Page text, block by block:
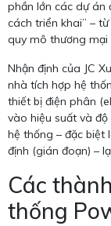
phần lớn các dự án
cách triển khai” –
quy mô thương mại
Nhận định của JC
nhà tích hợp hệ
thiết bị điện phân
vào hiệu suất và
hệ thống – đặc biệt
định (gián đoạn) –
Các
thống